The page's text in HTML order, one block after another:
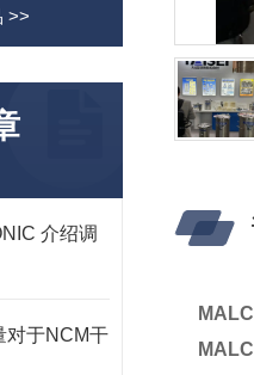
>>
介绍调
对于NCM干